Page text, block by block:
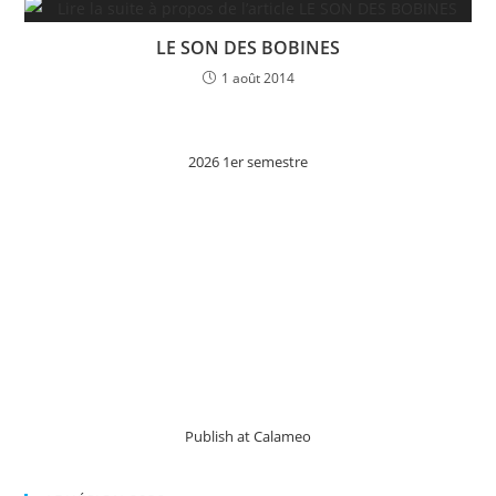
LE SON DES BOBINES
1 août 2014
2026 1er semestre
Publish at Calameo